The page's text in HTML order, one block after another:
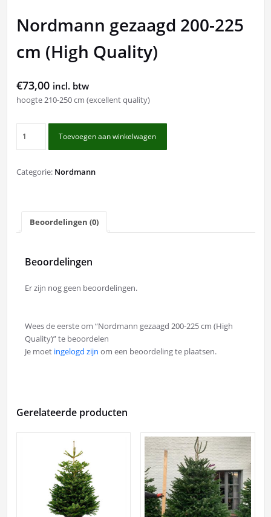
Nordmann gezaagd 200-225
cm (High Quality)
€73,00 incl. btw
hoogte 210-250 cm (excellent quality)
gezaagd
225
aantal
Toevoegen aan winkelwagen
Categorie: Nordmann
Beoordelingen (0)
Beoordelingen
Er zijn nog geen beoordelingen.
Wees de eerste om “Nordmann gezaagd 200-225 cm (High
Quality)” te beoordelen
Je moet ingelogd zijn om een beoordeling te plaatsen.
Gerelateerde producten